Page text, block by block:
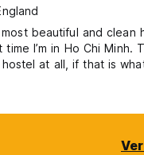
beautiful and clean
I’m in Ho Chi Minh.
at all, if that is